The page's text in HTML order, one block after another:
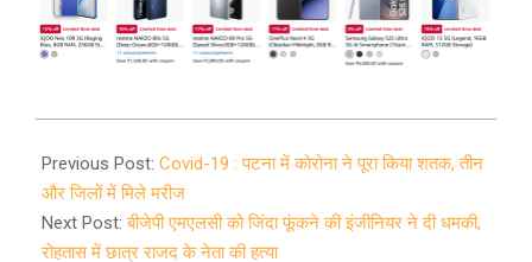
05-
16
Previous Post: Covid-19 : पटना में कोरोना ने पूरा किया शतक, तीन
और जिलों में मिले मरीज
Next Post:बीजेपी एमएलसी को जिंदा फूंकने की इंजीनियर ने दी धमकी,
रोहतास में छात्र राजद के नेता की हत्या